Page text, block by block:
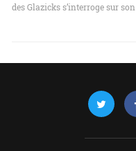
des Glazicks s’interroge sur son